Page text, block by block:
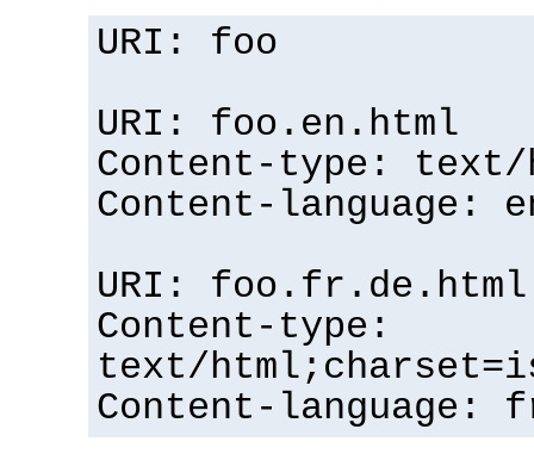
URI: foo
URI: foo.en.html
Content-type: text/
Content-language:
URI: foo.fr.de.html
Content-type:
text/
Content-language: